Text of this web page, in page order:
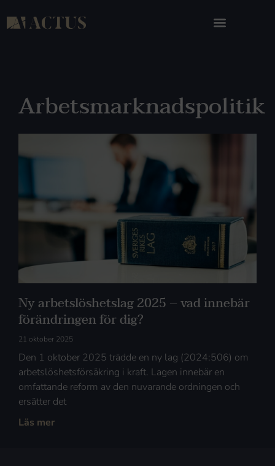
Arbetsmarknadspolitik
Ny arbetslöshetslag 2025 – vad innebär
förändringen för dig?
21 oktober 2025
Den 1 oktober 2025 trädde en ny lag (2024:506) om
arbetslöshetsförsäkring i kraft. Lagen innebär en
omfattande reform av den nuvarande ordningen och
ersätter det
Läs mer